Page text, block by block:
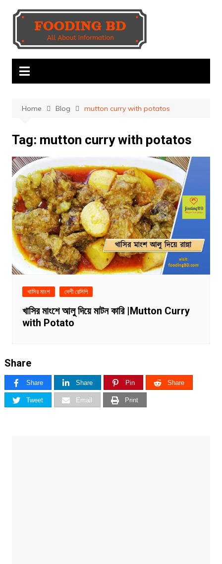
Home Blog mutton curry with potatos
Tag: mutton curry with potatos
খাসির মাংশ দেশী রেসিপি
খাসির মাংশে আলু দিয়ে মাটন কারি |Mutton Curry
with Potato
Share
Share Share Pin Share
Tweet Email Print